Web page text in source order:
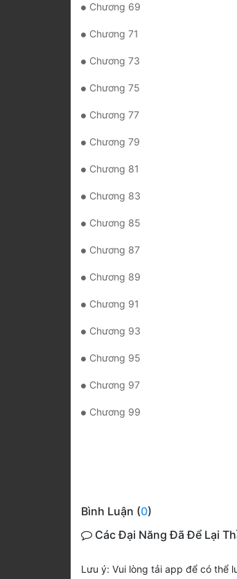
Chương 69
Chương 71
Chương 73
Chương 75
Chương 77
Chương 79
Chương 81
Chương 83
Chương 85
Chương 87
Chương 89
Chương 91
Chương 93
Chương 95
Chương 97
Chương 99
Bình Luận (0)
Các Đại Năng Đã Để Lại
Lưu ý: Vui lòng tải app để có thể